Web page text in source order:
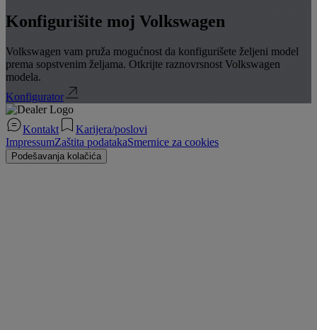
Konfigurišite moj Volkswagen
Volkswagen vam pruža mogućnost da konfigurišete željeni model
prema sopstvenim željama. Otkrijte raznovrsnost Volkswagen
modela.
Konfigurator
Kontakt
Karijera/poslovi
ImpressumZaštita podatakaSmernice za cookies
Podešavanja kolačića